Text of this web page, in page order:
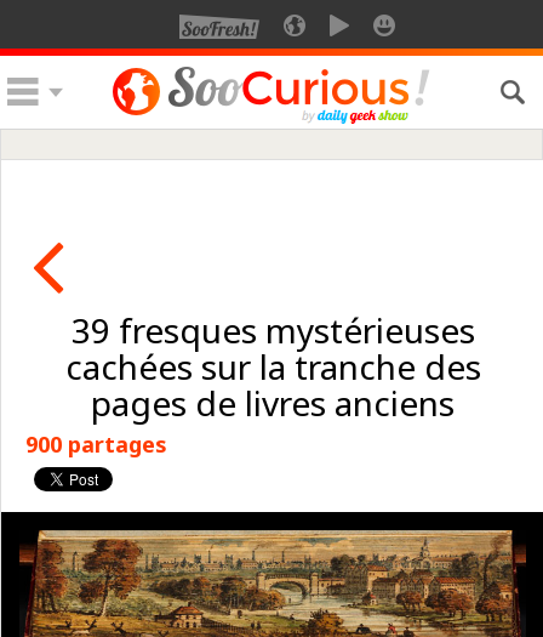
39 fresques mystérieuses
cachées sur la tranche des
pages de livres anciens
900 partages